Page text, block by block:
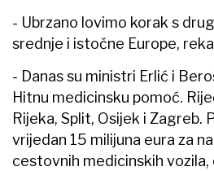
- Ubrzano lovimo korak s
srednje i istočne Europe,
- Danas su ministri Erlić i
Hitnu medicinsku pomoć.
Rijeka, Split, Osijek i Zagreb.
vrijedan 15 milijuna eura za
cestovnih medicinskih vozila,